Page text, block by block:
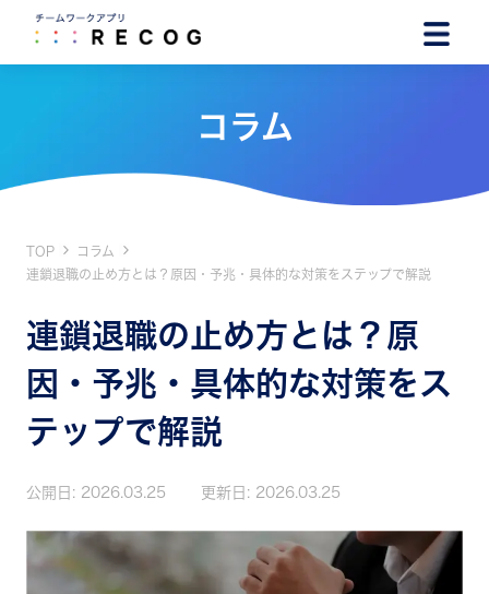
コラム
TOP
コラム
連鎖退職の止め方とは？原因・予兆・具体的な対策をステップで解説
連鎖退職の止め方とは？原
因・予兆・具体的な対策をス
テップで解説
公開日: 2026.03.25 更新日: 2026.03.25